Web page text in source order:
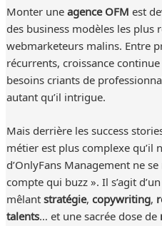
Monter uneagence OFMest
des business modèles les plus
webmarketeurs malins. Entre
récurrents, croissance
besoins criants de
autant qu’il intrigue.
Mais derrière les success
métier est plus complexe qu’il
d’OnlyFans Management ne
compte qui buzz ». Il s’agit
mêlantstratégie,copywriting,
talents… et une sacrée dose de